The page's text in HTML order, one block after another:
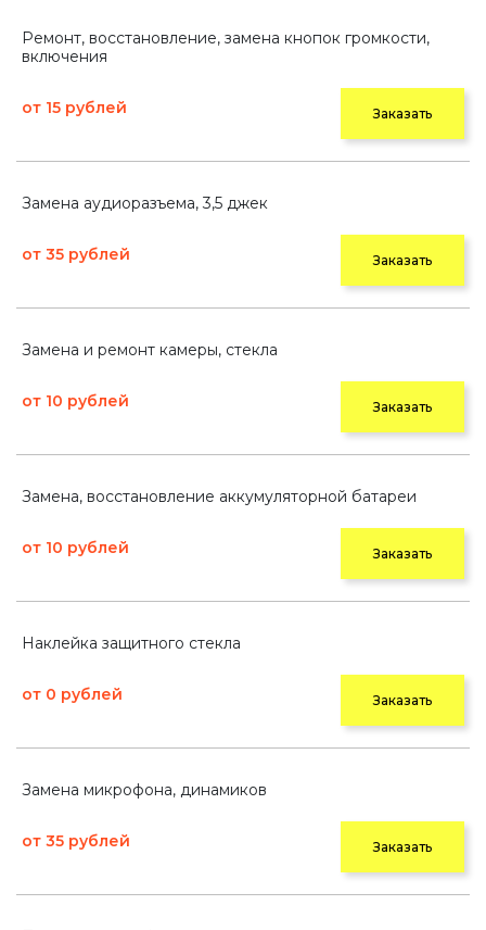
Ремонт, восстановление, замена кнопок громкости,
включения
от 15 рублей Заказать
Замена аудиоразъема, 3,5 джек
от 35 рублей Заказать
Замена и ремонт камеры, стекла
от 10 рублей Заказать
Замена, восстановление аккумуляторной батареи
от 10 рублей Заказать
Наклейка защитного стекла
от 0 рублей Заказать
Замена микрофона, динамиков
от 35 рублей Заказать